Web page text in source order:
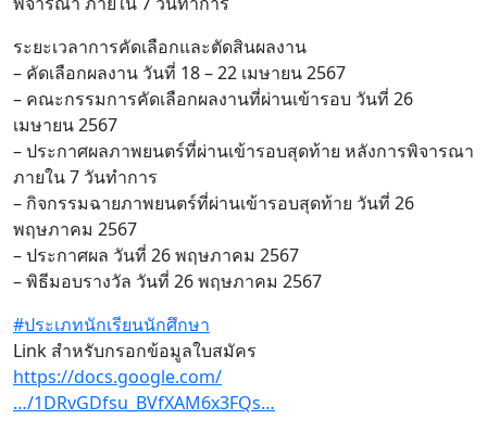
ระยะเวลาการคัดเลือกและตัดสินผลงาน
– คัดเลือกผลงาน วันที่ 18 – 22 เมษายน 2567
– คณะกรรมการคัดเลือกผลงานที่ผ่านเข้ารอบ วันที่ 26
เมษายน 2567
– ประกาศผลภาพยนตร์ที่ผ่านเข้ารอบสุดท้าย หลังการพิจารณา
ภายใน 7 วันทำการ
– กิจกรรมฉายภาพยนตร์ที่ผ่านเข้ารอบสุดท้าย วันที่ 26
พฤษภาคม 2567
– ประกาศผล วันที่ 26 พฤษภาคม 2567
– พิธีมอบรางวัล วันที่ 26 พฤษภาคม 2567
#ประเภทนักเรียนนักศึกษา
Link สำหรับกรอกข้อมูลใบสมัคร
https://docs.google.com/
…/1DRvGDfsu_BVfXAM6x3FQs…